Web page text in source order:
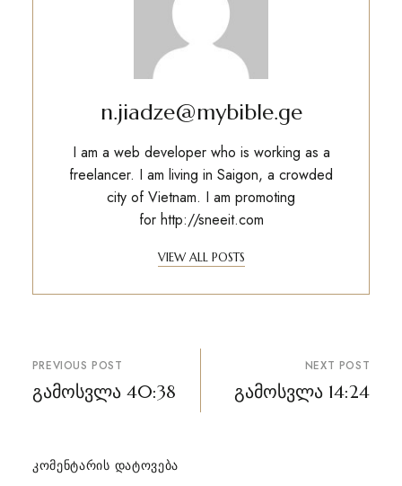
n.jiadze@mybible.ge
I am a web developer who is working as a
freelancer. I am living in Saigon, a crowded
city of Vietnam. I am promoting
for http://sneeit.com
VIEW ALL POSTS
პოსტის
ნავიგაცია
PREVIOUS POST
გამოსვლა 40:38
NEXT POST
გამოსვლა 14:24
ᲙᲝᲛᲔᲜᲢᲐᲠᲘᲡ ᲓᲐᲢᲝᲕᲔᲑᲐ